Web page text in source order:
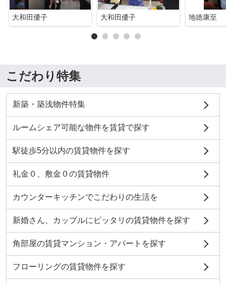
大和田優子 大和田優子 地徳康至
こだわり特集
新築・築浅物件特集
ルームシェア可能な物件を賃貸で探す
駅徒歩5分以内の賃貸物件を探す
礼金０、敷金０の賃貸物件
カウンターキッチンでこだわりの生活を
新婚さん、カップルにピッタリの賃貸物件を探す
角部屋の賃貸マンション・アパートを探す
フローリングの賃貸物件を探す